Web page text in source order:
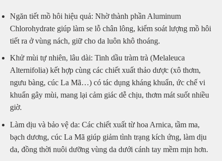
Ngăn tiết mồ hôi hiệu quả: Nhờ thành phần Aluminum
Chlorohydrate giúp làm se lỗ chân lông, kiểm soát lượng mồ hôi
tiết ra ở vùng nách, giữ cho da luôn khô thoáng.
Khử mùi tự nhiên, lâu dài: Tinh dầu tràm trà (Melaleuca
Alternifolia) kết hợp cùng các chiết xuất thảo dược (xô thơm,
ngưu bàng, cúc La Mã…) có tác dụng kháng khuẩn, ức chế vi
khuẩn gây mùi, mang lại cảm giác dễ chịu, thơm mát suốt nhiều
giờ.
Làm dịu và bảo vệ da: Các chiết xuất từ hoa Arnica, tầm ma,
bạch dương, cúc La Mã giúp giảm tình trạng kích ứng, làm dịu
da, đồng thời nuôi dưỡng vùng da dưới cánh tay mềm mịn hơn.